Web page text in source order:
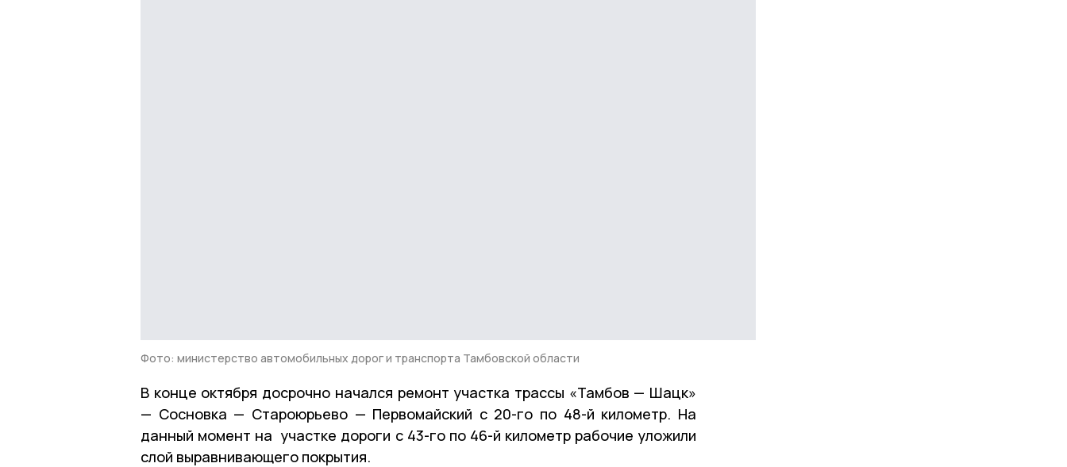
Фото: министерство автомобильных дорог и транспорта Тамбовской области
В конце октября досрочно начался ремонт участка трассы «Тамбов — Шацк»
— Сосновка — Староюрьево — Первомайский с 20-го по 48-й километр. На
данный момент на участке дороги с 43-го по 46-й километр рабочие уложили
слой выравнивающего покрытия.